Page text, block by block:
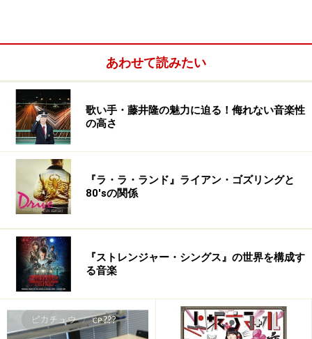
HIDE：
リーマンマイクはホント未知数過ぎて、反響とか分から
ないですね(笑)。丸の内、新橋辺りで一度ストリートラ
イヴをやらせたいです。まぁでも報告、連絡、相談、納
期厳守、安定した生活はレーベルですよ。ライヴもいつ
か見て欲しいですね。ハマるか二度と関わりたくなくな
るかのどっちかだと思います。年内にまた何か出しま
す。
あわせて読みたい
歌い手・藤井隆の魅力に迫る！侮れない音楽性
の高さ
『ラ・ラ・ランド』ライアン・ゴズリングと
80'sの関係
『ストレンジャー・シングス』の世界を構成す
る音楽